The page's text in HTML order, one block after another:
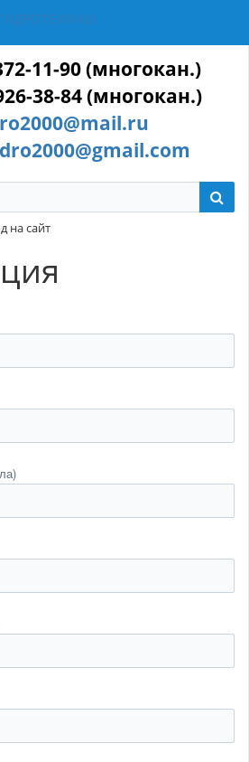
ГИДРОТЕХМАШ
11-90 (многокан.)
38-84 (многокан.)
на сайт